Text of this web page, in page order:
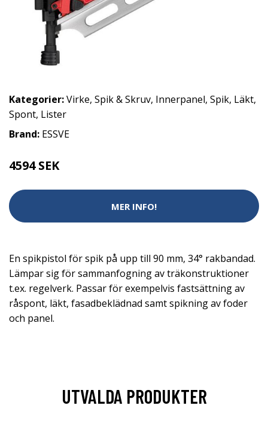
Kategorier:Virke, Spik & Skruv, Innerpanel, Spik, Läkt,
Spont, Lister
Brand: ESSVE
4594 SEK
MER INFO!
En spikpistol för spik på upp till 90 mm, 34° rakbandad.
Lämpar sig för sammanfogning av träkonstruktioner
t.ex. regelverk. Passar för exempelvis fastsättning av
råspont, läkt, fasadbeklädnad samt spikning av foder
och panel.
UTVALDA PRODUKTER